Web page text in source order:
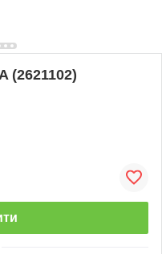
(2621102)